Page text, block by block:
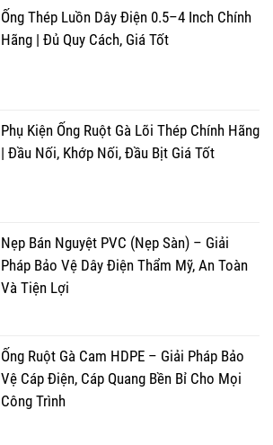
Ống Thép Luồn Dây Điện 0.5–4 Inch Chính
Hãng | Đủ Quy Cách, Giá Tốt
Phụ Kiện Ống Ruột Gà Lõi Thép Chính Hãng
| Đầu Nối, Khớp Nối, Đầu Bịt Giá Tốt
Nẹp Bán Nguyệt PVC (Nẹp Sàn) – Giải
Pháp Bảo Vệ Dây Điện Thẩm Mỹ, An Toàn
Và Tiện Lợi
Ống Ruột Gà Cam HDPE – Giải Pháp Bảo
Vệ Cáp Điện, Cáp Quang Bền Bỉ Cho Mọi
Công Trình